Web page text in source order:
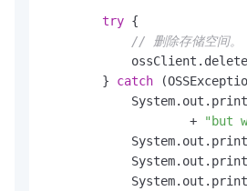
try {
// 删除存储空间。
        }
catch
                    +
"but